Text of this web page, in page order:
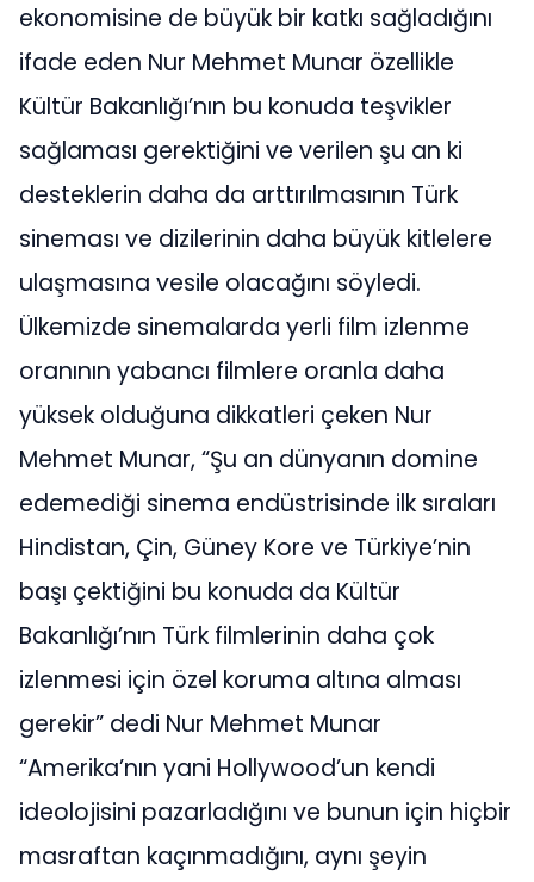
ekonomisine de büyük bir katkı sağladığını
ifade eden Nur Mehmet Munar özellikle
Kültür Bakanlığı’nın bu konuda teşvikler
sağlaması gerektiğini ve verilen şu an ki
desteklerin daha da arttırılmasının Türk
sineması ve dizilerinin daha büyük kitlelere
ulaşmasına vesile olacağını söyledi.
Ülkemizde sinemalarda yerli film izlenme
oranının yabancı filmlere oranla daha
yüksek olduğuna dikkatleri çeken Nur
Mehmet Munar, “Şu an dünyanın domine
edemediği sinema endüstrisinde ilk sıraları
Hindistan, Çin, Güney Kore ve Türkiye’nin
başı çektiğini bu konuda da Kültür
Bakanlığı’nın Türk filmlerinin daha çok
izlenmesi için özel koruma altına alması
gerekir” dedi Nur Mehmet Munar
“Amerika’nın yani Hollywood’un kendi
ideolojisini pazarladığını ve bunun için hiçbir
masraftan kaçınmadığını, aynı şeyin